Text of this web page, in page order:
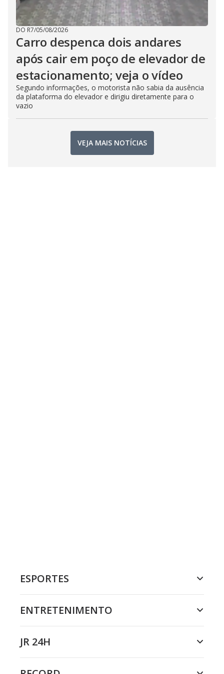
DO R7/05/08/2026
Carro despenca dois andares
após cair em poço de elevador de
estacionamento; veja o vídeo
Segundo informações, o motorista não sabia da ausência
da plataforma do elevador e dirigiu diretamente para o
vazio
VEJA MAIS NOTÍCIAS
ESPORTES
ENTRETENIMENTO
JR 24H